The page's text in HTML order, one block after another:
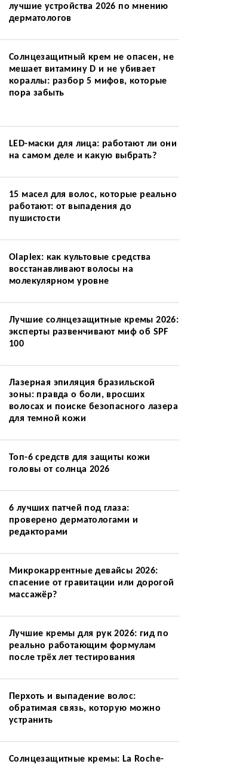
лучшие устройства 2026 по мнению
дерматологов
Солнцезащитный крем не опасен, не
мешает витамину D и не убивает
кораллы: разбор 5 мифов, которые
пора забыть
LED-маски для лица: работают ли они
на самом деле и какую выбрать?
15 масел для волос, которые реально
работают: от выпадения до
пушистости
Olaplex: как культовые средства
восстанавливают волосы на
молекулярном уровне
Лучшие солнцезащитные кремы 2026:
эксперты развенчивают миф об SPF
100
Лазерная эпиляция бразильской
зоны: правда о боли, вросших
волосах и поиске безопасного лазера
для темной кожи
Топ-6 средств для защиты кожи
головы от солнца 2026
6 лучших патчей под глаза:
проверено дерматологами и
редакторами
Микрокаррентные девайсы 2026:
спасение от гравитации или дорогой
массажёр?
Лучшие кремы для рук 2026: гид по
реально работающим формулам
после трёх лет тестирования
Перхоть и выпадение волос:
обратимая связь, которую можно
устранить
Солнцезащитные кремы: La Roche-